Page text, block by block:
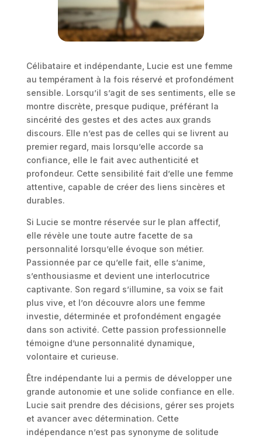
Célibataire et indépendante, Lucie est une femme
au tempérament à la fois réservé et profondément
sensible. Lorsqu’il s’agit de ses sentiments, elle se
montre discrète, presque pudique, préférant la
sincérité des gestes et des actes aux grands
discours. Elle n’est pas de celles qui se livrent au
premier regard, mais lorsqu’elle accorde sa
confiance, elle le fait avec authenticité et
profondeur. Cette sensibilité fait d’elle une femme
attentive, capable de créer des liens sincères et
durables.
Si Lucie se montre réservée sur le plan affectif,
elle révèle une toute autre facette de sa
personnalité lorsqu’elle évoque son métier.
Passionnée par ce qu’elle fait, elle s’anime,
s’enthousiasme et devient une interlocutrice
captivante. Son regard s’illumine, sa voix se fait
plus vive, et l’on découvre alors une femme
investie, déterminée et profondément engagée
dans son activité. Cette passion professionnelle
témoigne d’une personnalité dynamique,
volontaire et curieuse.
Être indépendante lui a permis de développer une
grande autonomie et une solide confiance en elle.
Lucie sait prendre des décisions, gérer ses projets
et avancer avec détermination. Cette
indépendance n’est pas synonyme de solitude